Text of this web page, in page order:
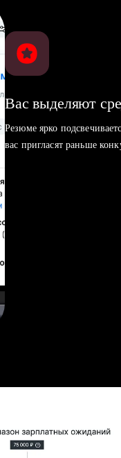
Вас выделяют
Резюме ярко
вас пригласят раньше